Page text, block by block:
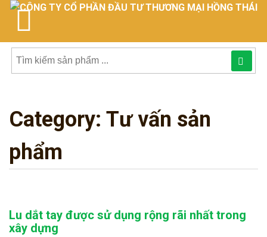
Tìm
sản
phẩmphẩm:
Category: Tư vấn sản
phẩm
Lu dắt tay được sử dụng rộng rãi nhất trong
xây dựng